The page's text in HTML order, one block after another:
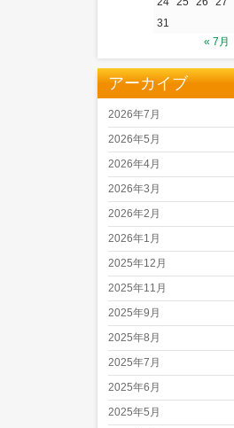
31
« 7月
アーカイブ
2026年7月
2026年5月
2026年4月
2026年3月
2026年2月
2026年1月
2025年12月
2025年11月
2025年9月
2025年8月
2025年7月
2025年6月
2025年5月